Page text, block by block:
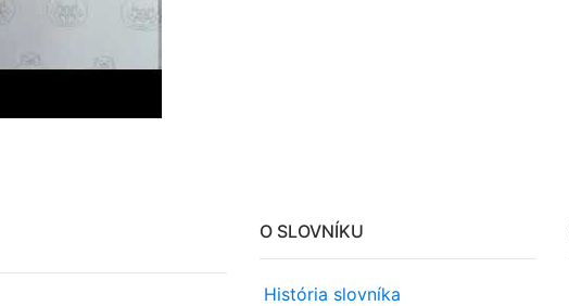
O SLOVNÍKU
História slovníka